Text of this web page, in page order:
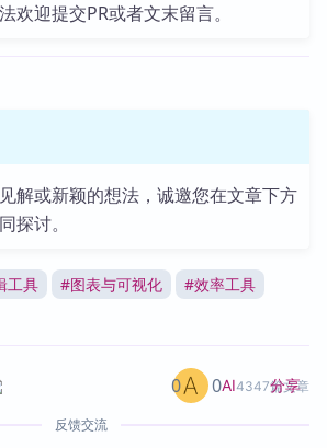
欢迎提交PR或者文末留言。
解或新颖的想法，诚邀您在文章下方
探讨。
工具 #图表与可视化 #效率工具
AI4347篇文章
0 0 分享
反馈交流